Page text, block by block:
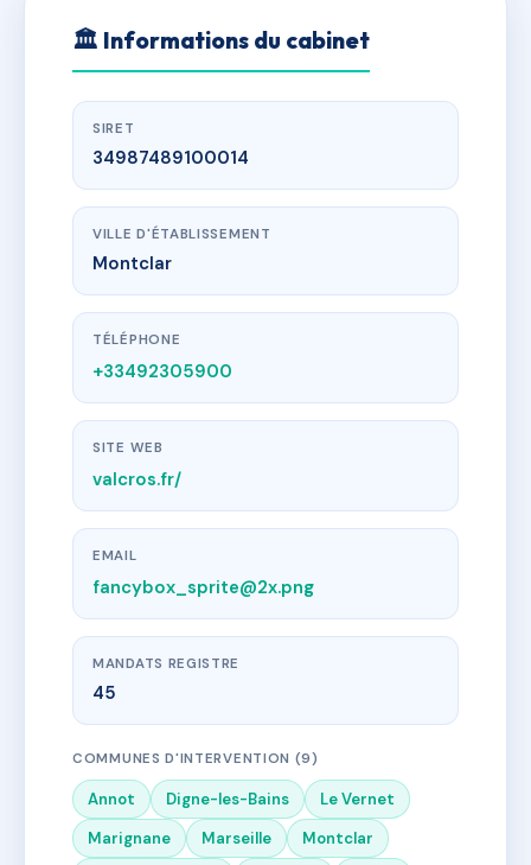
🏛 Informations du cabinet
SIRET
34987489100014
VILLE D'ÉTABLISSEMENT
Montclar
TÉLÉPHONE
+33492305900
SITE WEB
valcros.fr/
EMAIL
fancybox_sprite@2x.png
MANDATS REGISTRE
45
COMMUNES D'INTERVENTION (9)
Annot Digne-les-Bains
Le Vernet
Marignane
Marseille
Montclar